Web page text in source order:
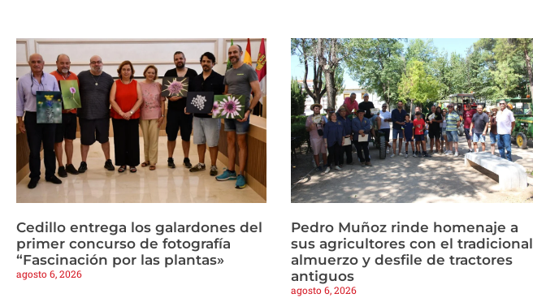
Cedillo entrega los galardones del
primer concurso de fotografía
“Fascinación por las plantas»
agosto 6, 2026
Pedro Muñoz rinde homenaje a
sus agricultores con el tradicional
almuerzo y desfile de tractores
antiguos
agosto 6, 2026